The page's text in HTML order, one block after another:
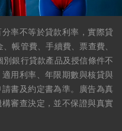
率不等於貸款利率，實際貸
帳管費、手續費、票查費、
銀行貸款產品及授信條件不
用利率、年限期數與核貸與
書及約定書為準。廣告為真
審查決定，並不保證與真實